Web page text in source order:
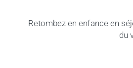
Retombez en enfance en
du